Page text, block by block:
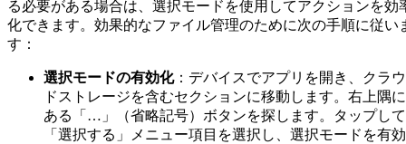
る必要がある場合は、選択モードを使用してアクションを効
化できます。効果的なファイル管理のために次の手順に従い
す：
選択モードの有効化：デバイスでアプリを開き、クラウ
ドストレージを含むセクションに移動します。右上隅に
ある「…」（省略記号）ボタンを探します。タップして
「選択する」メニュー項目を選択し、選択モードを有効